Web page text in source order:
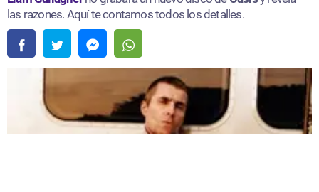
las razones. Aquí te contamos todos los detalles.